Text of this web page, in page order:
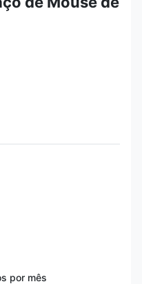
por mês